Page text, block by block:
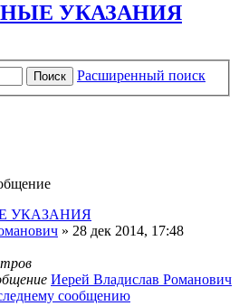
УКАЗАНИЯ
Поиск
Расширенный поиск
УКАЗАНИЯ
» 28 дек 2014, 17:48
Иерей Владислав Романович
сообщению